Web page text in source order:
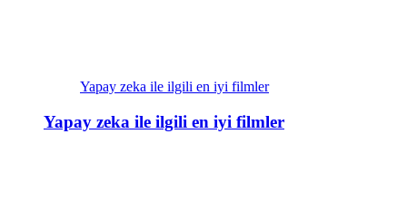
Yapay zeka ile ilgili en iyi filmler
Yapay zeka ile ilgili en iyi filmler